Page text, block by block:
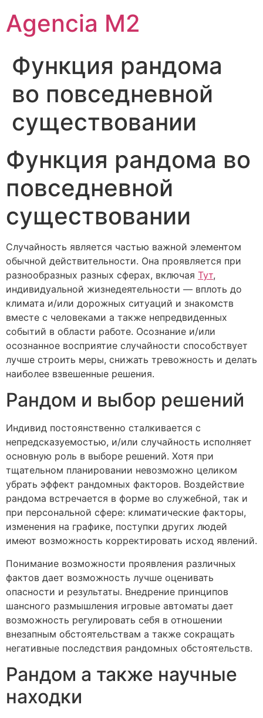
Agencia M2
Функция рандома
во повседневной
существовании
Функция рандома во
повседневной
существовании
Случайность является частью важной элементом
обычной действительности. Она проявляется при
разнообразных разных сферах, включая Тут,
индивидуальной жизнедеятельности — вплоть до
климата и/или дорожных ситуаций и знакомств
вместе с человеками а также непредвиденных
событий в области работе. Осознание и/или
осознанное восприятие случайности способствует
лучше строить меры, снижать тревожность и делать
наиболее взвешенные решения.
Рандом и выбор решений
Индивид постоянственно сталкивается с
непредсказуемостью, и/или случайность исполняет
основную роль в выборе решений. Хотя при
тщательном планировании невозможно целиком
убрать эффект рандомных факторов. Воздействие
рандома встречается в форме во служебной, так и
при персональной сфере: климатические факторы,
изменения на графике, поступки других людей
имеют возможность корректировать исход явлений.
Понимание возможности проявления различных
фактов дает возможность лучше оценивать
опасности и результаты. Внедрение принципов
шансного размышления игровые автоматы дает
возможность регулировать себя в отношении
внезапным обстоятельствам а также сокращать
негативные последствия рандомных обстоятельств.
Рандом а также научные
находки